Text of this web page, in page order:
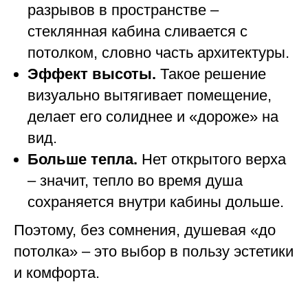
разрывов в пространстве –
стеклянная кабина сливается с
потолком, словно часть архитектуры.
Эффект высоты. Такое решение
визуально вытягивает помещение,
делает его солиднее и «дороже» на
вид.
Больше тепла. Нет открытого верха
– значит, тепло во время душа
сохраняется внутри кабины дольше.
Поэтому, без сомнения, душевая «до
потолка» – это выбор в пользу эстетики
и комфорта.